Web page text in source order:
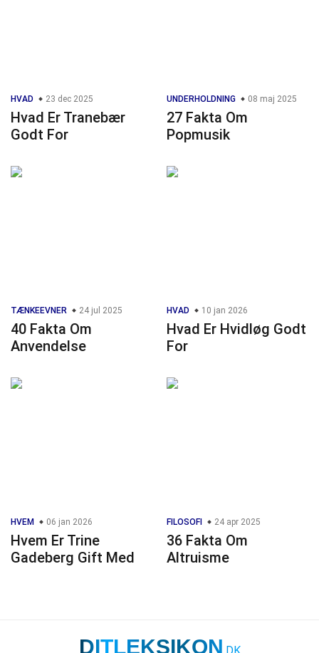
HVAD 23 dec 2025
Hvad Er Tranebær
Godt For
UNDERHOLDNING 08 maj 2025
27 Fakta Om
Popmusik
TÆNKEEVNER 24 jul 2025
40 Fakta Om
Anvendelse
HVAD 10 jan 2026
Hvad Er Hvidløg Godt
For
HVEM 06 jan 2026
Hvem Er Trine
Gadeberg Gift Med
FILOSOFI 24 apr 2025
36 Fakta Om
Altruisme
DITLEKSIKON